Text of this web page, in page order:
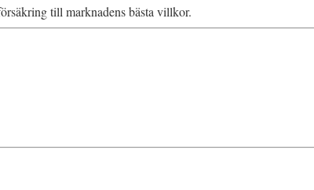
till marknadens bästa villkor.